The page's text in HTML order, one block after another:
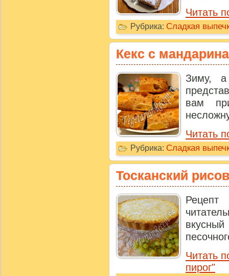
Читать
Рубрика: Сладкая
Кекс с
Зиму,
вам
Читать
Рубрика: Сладкая
Тосканский
Читать
пирог"